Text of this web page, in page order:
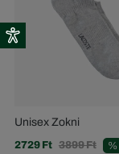
Unisex Zokni
2729 Ft 3899 Ft %